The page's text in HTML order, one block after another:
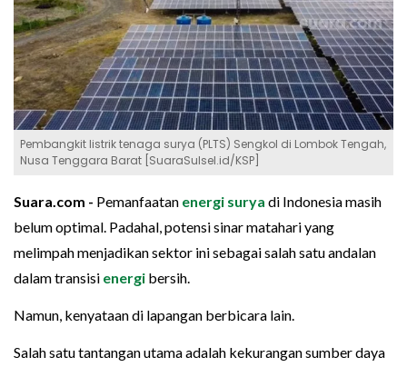
Pembangkit listrik tenaga surya (PLTS) Sengkol di Lombok Tengah,
Nusa Tenggara Barat [SuaraSulsel.id/KSP]
Suara.com - Pemanfaatan energi surya di Indonesia masih
belum optimal. Padahal, potensi sinar matahari yang
melimpah menjadikan sektor ini sebagai salah satu andalan
dalam transisi energi bersih.
Namun, kenyataan di lapangan berbicara lain.
Salah satu tantangan utama adalah kekurangan sumber daya